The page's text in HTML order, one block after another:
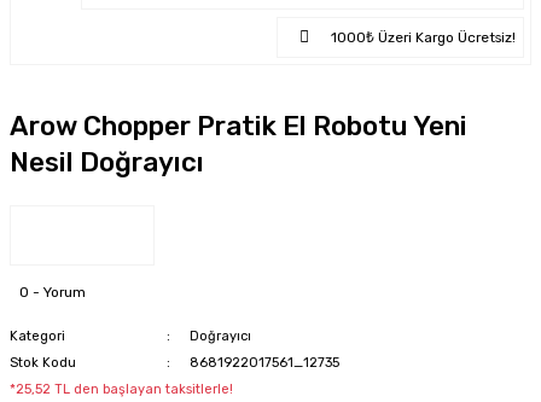
1000₺ Üzeri Kargo Ücretsiz!
Arow Chopper Pratik El Robotu Yeni
Nesil Doğrayıcı
0 - Yorum
Kategori
Doğrayıcı
Stok Kodu
8681922017561_12735
*25,52 TL den başlayan taksitlerle!